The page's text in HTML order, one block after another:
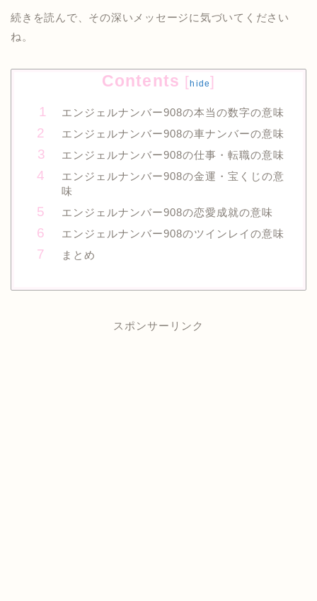
続きを読んで、その深いメッセージに気づいてください
ね。
Contents [hide]
エンジェルナンバー908の本当の数字の意味
エンジェルナンバー908の車ナンバーの意味
エンジェルナンバー908の仕事・転職の意味
エンジェルナンバー908の金運・宝くじの意
味
エンジェルナンバー908の恋愛成就の意味
エンジェルナンバー908のツインレイの意味
まとめ
スポンサーリンク